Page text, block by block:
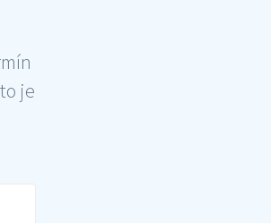
je